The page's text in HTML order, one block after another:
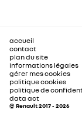
accueil
contact
plan du site
informations légales
gérer mes cookies
politique cookies
politique de
data act
© Renault 2017 - 2026